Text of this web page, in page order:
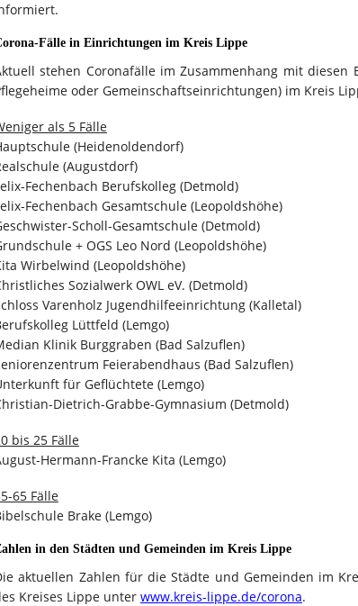
Fälle in Einrichtungen im Kreis Lippe
stehen Coronafälle im Zusammenhang mit diesen
oder Gemeinschaftseinrichtungen) im Kreis
als 5 Fälle
(Heidenoldendorf)
(Augustdorf)
Fechenbach Berufskolleg (Detmold)
Fechenbach Gesamtschule (Leopoldshöhe)
Scholl-Gesamtschule (Detmold)
+ OGS Leo Nord (Leopoldshöhe)
Wirbelwind (Leopoldshöhe)
Sozialwerk OWL eV. (Detmold)
Varenholz Jugendhilfeeinrichtung (Kalletal)
Lüttfeld (Lemgo)
Klinik Burggraben (Bad Salzuflen)
Feierabendhaus (Bad Salzuflen)
für Geflüchtete (Lemgo)
Dietrich-Grabbe-Gymnasium (Detmold)
bis 25 Fälle
Hermann-Francke Kita (Lemgo)
65 Fälle
Brake (Lemgo)
in den Städten und Gemeinden im Kreis Lippe
aktuellen Zahlen für die Städte und Gemeinden im
Kreises Lippe unter www.kreis-lippe.de/corona.